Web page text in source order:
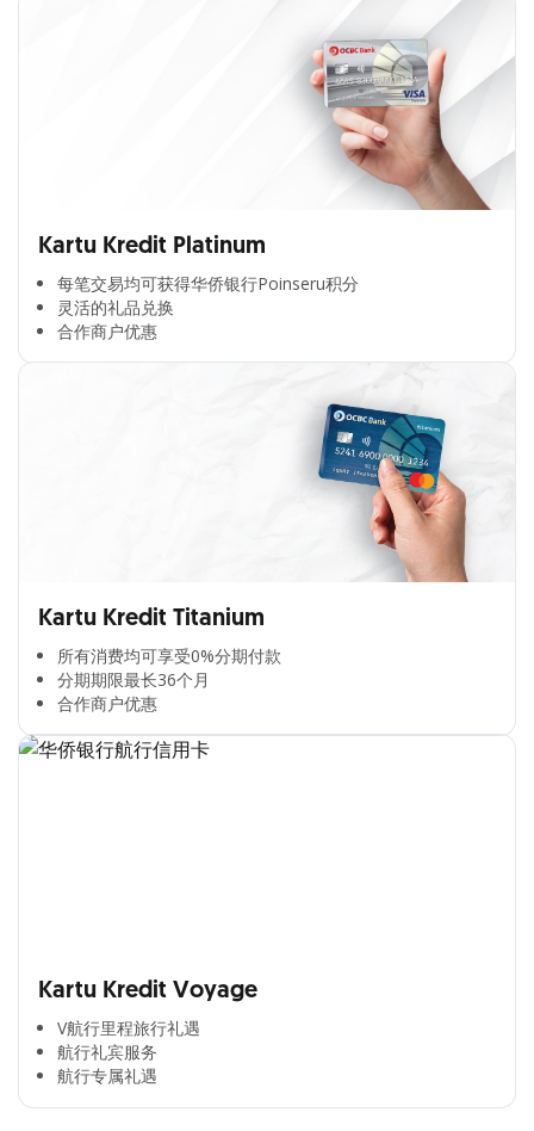
Kartu Kredit Platinum
每笔交易均可获得华侨银行Poinseru积分​
灵活的礼品兑换​
合作商户优惠​
Kartu Kredit Titanium
所有消费均可享受0%分期付款​
分期期限最长36个月​
合作商户优惠​
Kartu Kredit Voyage
V航行里程旅行礼遇
航行礼宾服务
航行专属礼遇
Cross Selling Banner Global